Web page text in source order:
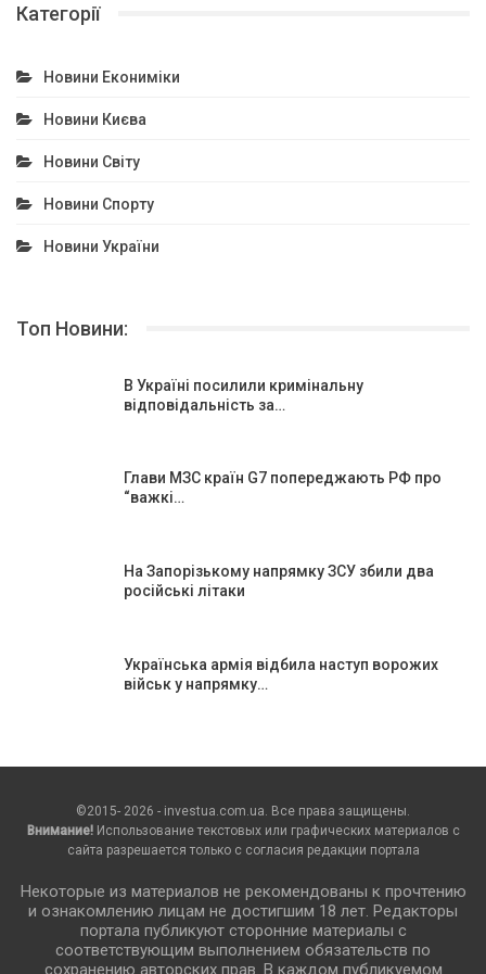
Категорії
Новини Екониміки
Новини Києва
Новини Світу
Новини Спорту
Новини України
Топ Новини:
В Україні посилили кримінальну
відповідальність за…
Глави МЗС країн G7 попереджають РФ про
“важкі…
На Запорізькому напрямку ЗСУ збили два
російські літаки
Українська армія відбила наступ ворожих
військ у напрямку…
©2015- 2026 - investua.com.ua. Все права защищены.
Внимание!Использование текстовых или графических материалов с
сайта разрешается только c согласия редакции портала
Некоторые из материалов не рекомендованы к прочтению
и ознакомлению лицам не достигшим 18 лет. Редакторы
портала публикуют сторонние материалы с
соответствующим выполнением обязательств по
сохранению авторских прав. В каждом публикуемом